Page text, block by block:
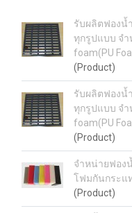
รับผลิตฟองน้
ทุกรูปแบบ จำ
foam(PU
(Product)
รับผลิตฟองน้
ทุกรูปแบบ จำ
foam(PU
(Product)
จำหน่ายฟอง
โฟมกันกระแ
(Product)